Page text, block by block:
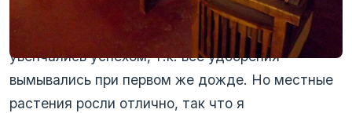
тут не подходящая, в ней слишком много песка.
Попытки ее удобрять золой и перегноем не
увенчались успехом, т.к. все удобрения
вымывались при первом же дожде. Но местные
растения росли отлично, так что я